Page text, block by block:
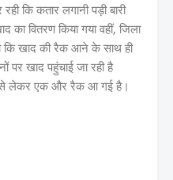
कि कतार लगानी पड़ी बारी
का वितरण किया गया वहीं, जिला
कि खाद की रैक आने के साथ ही
पर खाद पहुंचाई जा रही है
इसे लेकर एक और रैक आ गई है।